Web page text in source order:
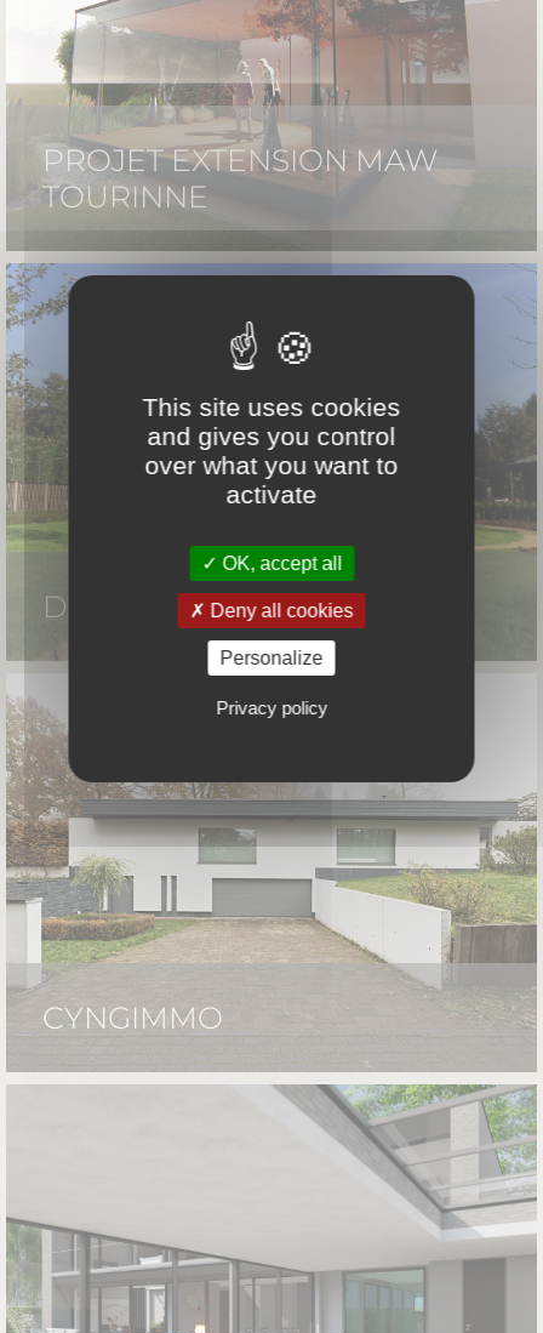
PROJET EXTENSION MAW
TOURINNE
DUCHATEAU
CYNGIMMO
This site uses cookies
and gives you control
over what you want to
activate
OK, accept all
Deny all cookies
Personalize
Privacy policy